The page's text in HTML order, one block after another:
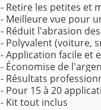
- Retire les petites et
- Meilleure vue pour
- Réduit l'abrasion
- Polyvalent (voiture,
- Application facile et
- Économise de
- Résultats
- Pour 15 à 20
- Kit tout inclus